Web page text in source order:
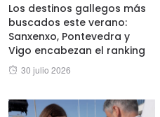
Los destinos gallegos más
buscados este verano:
Sanxenxo, Pontevedra y
Vigo encabezan el ranking
Posted
30 julio 2026